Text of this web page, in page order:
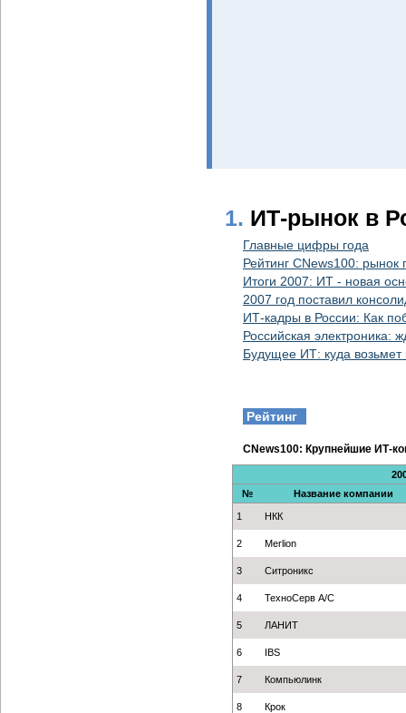
1. ИТ-рынок в
Главные цифры года
Рейтинг CNews100: рынок
Итоги 2007: ИТ - новая
2007 год поставил
ИТ-кадры в России: Как
Российская электроника:
Будущее ИТ: куда возьмет
Рейтинг
CNews100: Крупнейшие ИТ-
№
Название компании
1 НКК
2 Merlion
3 Ситроникс
4 ТехноСерв А/С
5 ЛАНИТ
6 IBS
7 Компьюлинк
8 Крок